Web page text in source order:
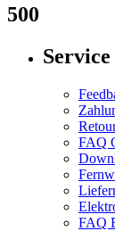
500
Service
FAQ
FAQ